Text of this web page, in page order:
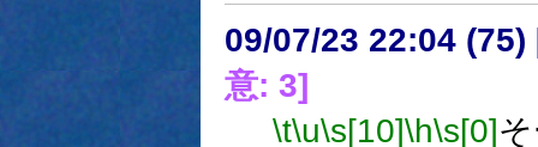
09/07/23 22:04 (75)
意: 3]
\t\u\s[10]\h\s[0]